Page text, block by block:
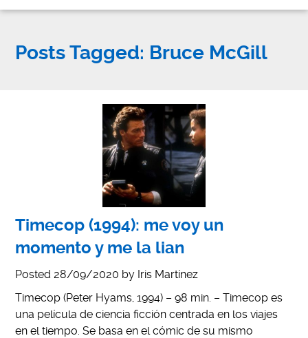
Posts Tagged: Bruce McGill
Timecop (1994): me voy un
momento y me la lian
Posted 28/09/2020 by Iris Martínez
Timecop (Peter Hyams, 1994) – 98 min. – Timecop es
una película de ciencia ficción centrada en los viajes
en el tiempo. Se basa en el cómic de su mismo